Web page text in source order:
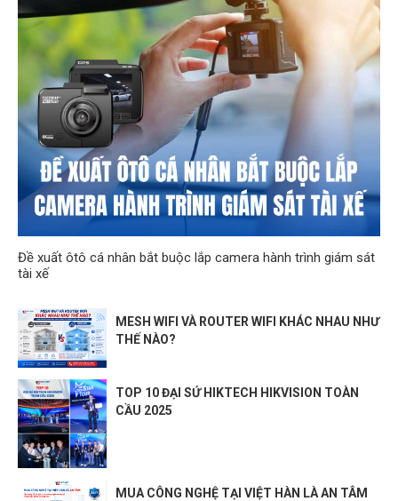
Đề xuất ôtô cá nhân bắt buộc lắp camera hành trình giám sát
tài xế
MESH WIFI VÀ ROUTER WIFI KHÁC NHAU NHƯ
THẾ NÀO?
TOP 10 ĐẠI SỨ HIKTECH HIKVISION TOÀN
CẦU 2025
MUA CÔNG NGHỆ TẠI VIỆT HÀN LÀ AN TÂM